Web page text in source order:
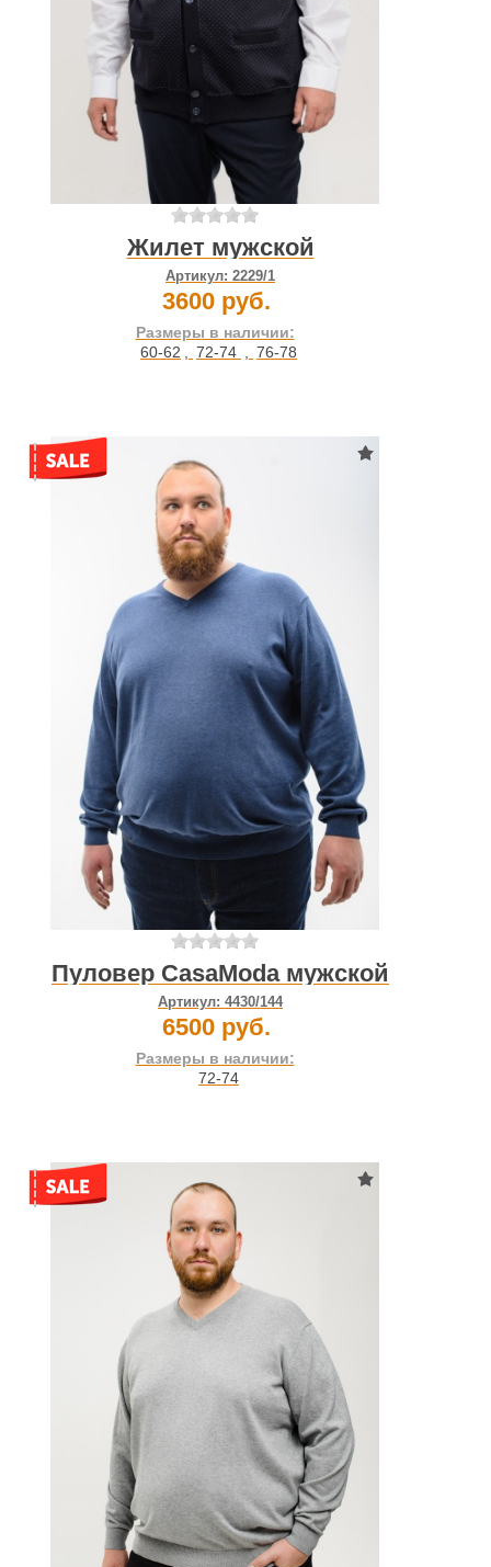
Жилет мужской
Артикул: 2229/1
3600 руб.
Размеры в наличии:
60-62 , 72-74 , 76-78
Пуловер CasaModa мужской
Артикул: 4430/144
6500 руб.
Размеры в наличии:
72-74